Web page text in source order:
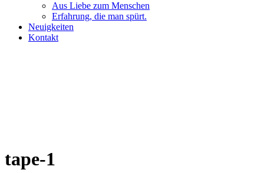
Aus Liebe zum Menschen
Erfahrung, die man spürt.
Neuigkeiten
Kontakt
tape-1